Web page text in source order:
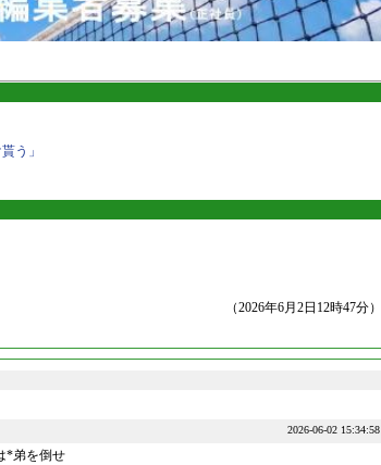
う」
（2026年6月2日12時47分）
2026-06-02 15:34:58
*弟を倒せ